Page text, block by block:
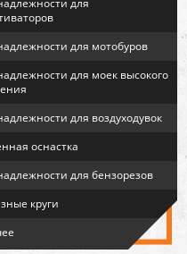
для
для мотобуров
для моек высокого
для воздуходувок
оснастка
для бензорезов
круги